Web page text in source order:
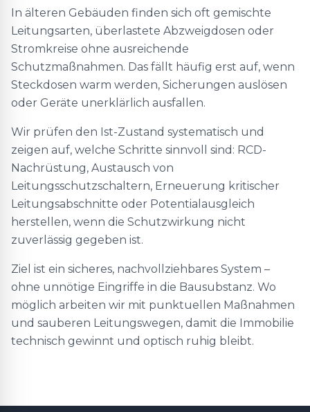
In älteren Gebäuden finden sich oft gemischte
Leitungsarten, überlastete Abzweigdosen oder
Stromkreise ohne ausreichende
Schutzmaßnahmen. Das fällt häufig erst auf, wenn
Steckdosen warm werden, Sicherungen auslösen
oder Geräte unerklärlich ausfallen.
Wir prüfen den Ist-Zustand systematisch und
zeigen auf, welche Schritte sinnvoll sind: RCD-
Nachrüstung, Austausch von
Leitungsschutzschaltern, Erneuerung kritischer
Leitungsabschnitte oder Potentialausgleich
herstellen, wenn die Schutzwirkung nicht
zuverlässig gegeben ist.
Ziel ist ein sicheres, nachvollziehbares System –
ohne unnötige Eingriffe in die Bausubstanz. Wo
möglich arbeiten wir mit punktuellen Maßnahmen
und sauberen Leitungswegen, damit die Immobilie
technisch gewinnt und optisch ruhig bleibt.